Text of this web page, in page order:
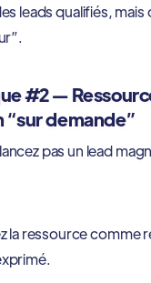
leads qualifiés, mais
#2 —
“sur demande”
pas un lead
la ressource comme